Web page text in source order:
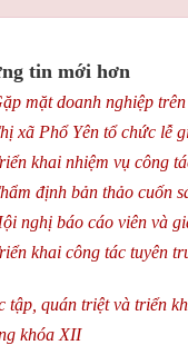
tin mới hơn
mặt doanh nghiệp
xã Phổ Yên tổ chức lễ
khai nhiệm vụ công
định bản thảo cuốn
nghị báo cáo viên và
khai công tác tuyên
tập, quán triệt và triển
khóa XII